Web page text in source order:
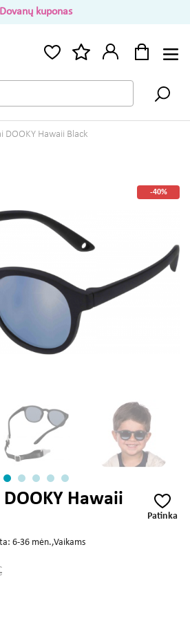
Dovanų kuponas
DOOKY Hawaii Black
-40%
Patinka
Hawaii
6-36 mėn.,Vaikams